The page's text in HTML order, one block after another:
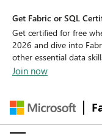
Get Fabric or SQL
Get certified for free
2026 and dive into
other essential data
Join now